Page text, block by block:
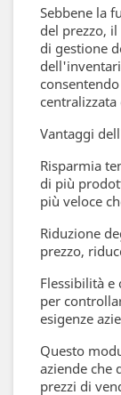
Sebbene la
del prezzo,
di gestione
Vantaggi
Risparmia
di più
più veloce
Riduzione
prezzo,
Flessibilità
per
esigenze
Questo
aziende che
prezzi di